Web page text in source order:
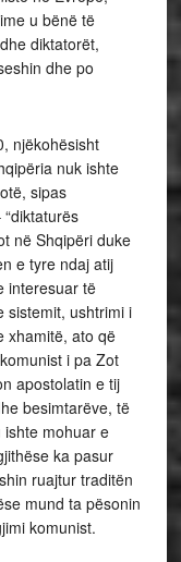
u bënë të
diktatorët,
dhe po
njëkohësisht
nuk ishte
sipas
në Shqipëri duke
e tyre ndaj atij
interesuar të
sistemit, ushtrimi i
xhamitë, ato që
i pa Zot
apostolatin e tij
besimtarëve, të
ishte mohuar e
ka pasur
ruajtur traditën
mund ta pësonin
komunist.